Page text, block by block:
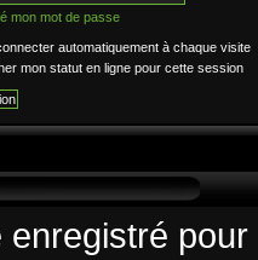
mon mot de passe
automatiquement à chaque visite
mon statut en ligne pour cette session